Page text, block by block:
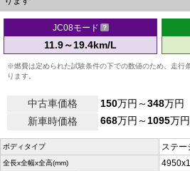
JC08モード
11.9～19.4km/L
※燃費は定められた試験条件の下での数値のため、走行
ります。
中古車価格 150万円～348万円
新車時価格
668万円～1095万円
ボディタイプ ステー
全長x全幅x全高(mm)